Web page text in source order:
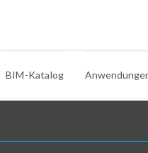
BIM-Katalog